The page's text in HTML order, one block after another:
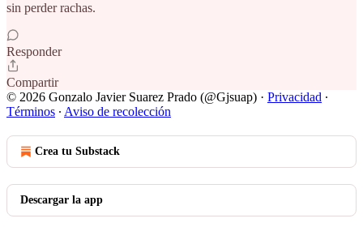
sin perder rachas.
Responder
Compartir
© 2026 Gonzalo Javier Suarez Prado (@Gjsuap) · Privacidad ∙
Términos ∙ Aviso de recolección
Crea tu Substack
Descargar la app